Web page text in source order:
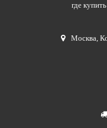
где
Москва,